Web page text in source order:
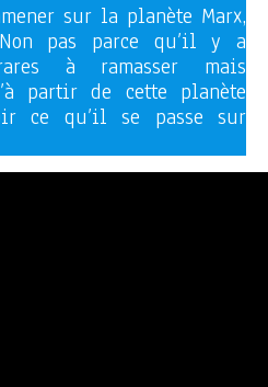
sur la planète Marx,
pas parce qu’il y a
à ramasser mais
partir de cette planète
ce qu’il se passe sur